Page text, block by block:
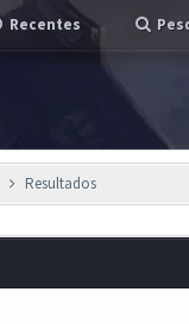
Recentes
Resultados